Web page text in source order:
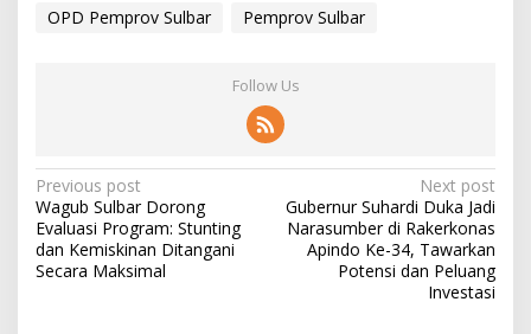
OPD Pemprov Sulbar Pemprov Sulbar
Follow Us
P
o
s
t
Previous post
Wagub Sulbar Dorong
Evaluasi Program: Stunting
dan Kemiskinan Ditangani
Secara Maksimal
Next post
Gubernur Suhardi Duka Jadi
Narasumber di Rakerkonas
Apindo Ke-34, Tawarkan
Potensi dan Peluang
Investasi